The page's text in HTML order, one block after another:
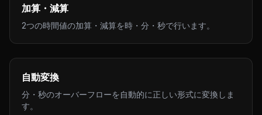
加算・減算
2つの時間値の加算・減算を時・分・秒で行います。
自動変換
分・秒のオーバーフローを自動的に正しい形式に変換しま
す。